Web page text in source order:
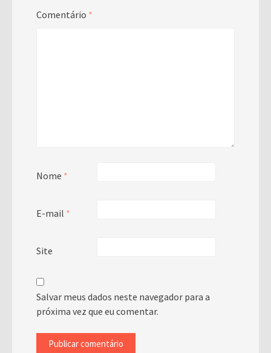
Comentário *
Nome *
E-mail *
Site
Salvar meus dados neste navegador para a
próxima vez que eu comentar.